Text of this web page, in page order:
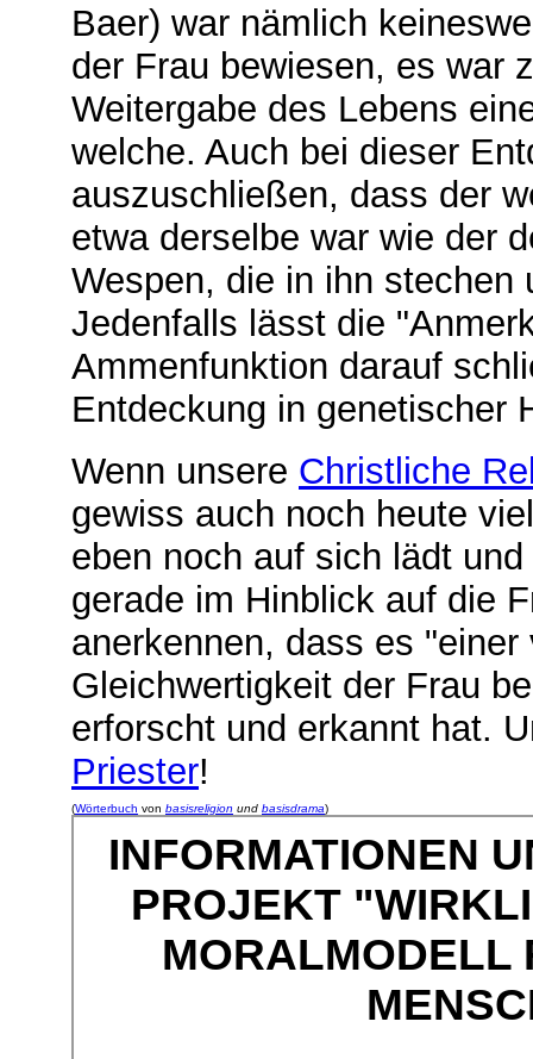
Baer) war nämlich
der Frau bewiesen, es war
Weitergabe des Lebens
welche. Auch bei dieser
auszuschließen, dass der
etwa derselbe war wie der
Wespen, die in ihn stechen
Jedenfalls lässt die
Ammenfunktion darauf
Entdeckung in genetischer
Wenn unsere Christliche
gewiss auch noch heute
eben noch auf sich lädt
gerade im Hinblick auf die
anerkennen, dass es
Gleichwertigkeit der Frau
erforscht und erkannt hat.
Priester!
(Wörterbuch von basisreligion und basisdrama)